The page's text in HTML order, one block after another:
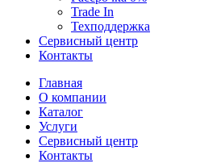
Trade In
Техподдержка
Сервисный центр
Контакты
Главная
О компании
Каталог
Услуги
Сервисный центр
Контакты